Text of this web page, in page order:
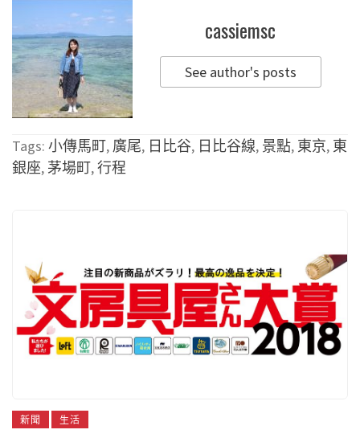
cassiemsc
See author's posts
Tags: 小傳馬町, 廣尾, 日比谷, 日比谷線, 景點, 東京, 東
銀座, 茅場町,行程
新聞 生活